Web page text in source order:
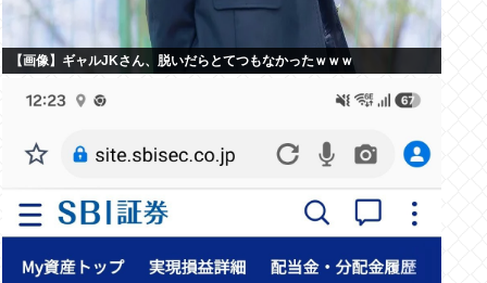
【画像】ギャルJKさん、脱いだらとてつもなかったｗｗｗ